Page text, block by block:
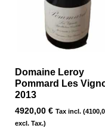
Domaine Leroy
Pommard Les
2013
4920,00 € Tax incl. (
excl. Tax.)